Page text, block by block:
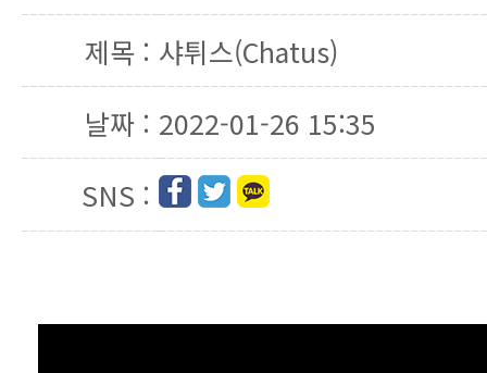
제목 : 샤튀스(Chatus)
날짜 : 2022-01-26 15:35
SNS :